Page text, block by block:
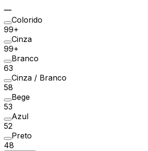
Colorido
99+
Cinza
99+
Branco
63
Cinza / Branco
58
Bege
53
Azul
52
Preto
48